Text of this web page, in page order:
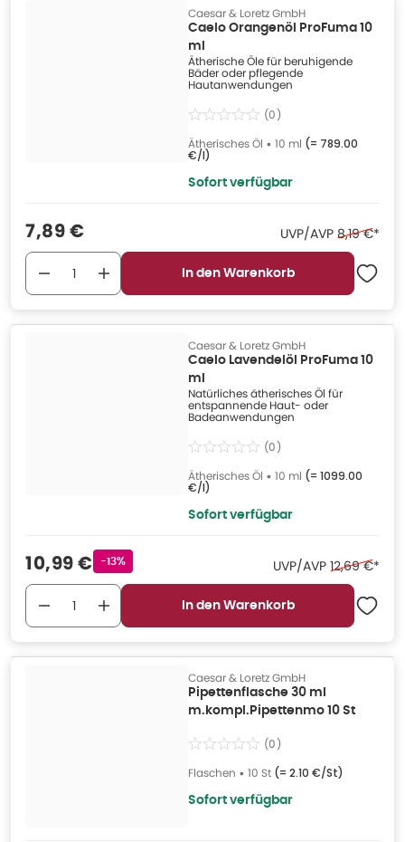
Caesar & Loretz GmbH
Caelo Orangenöl ProFuma 10
ml
Ätherische Öle für beruhigende
Bäder oder pflegende
Hautanwendungen
(0)
Ätherisches Öl • 10 ml (= 789.00
€/l)
Sofort verfügbar
Verkaufspreis
7,89 € UVP/AVP 8,19 €*
In den Warenkorb
Caesar & Loretz GmbH
Caelo Lavendelöl ProFuma 10
ml
Natürliches ätherisches Öl für
entspannende Haut- oder
Badeanwendungen
(0)
Ätherisches Öl • 10 ml (= 1099.00
€/l)
Sofort verfügbar
Verkaufspreis
10,99 € Rabattstempel
-13% UVP/AVP Ehemaliger
12,69 €*
In den Warenkorb
Caesar & Loretz GmbH
Pipettenflasche 30 ml
m.kompl.Pipettenmo 10 St
(0)
Flaschen • 10 St (= 2.10 €/St)
Sofort verfügbar